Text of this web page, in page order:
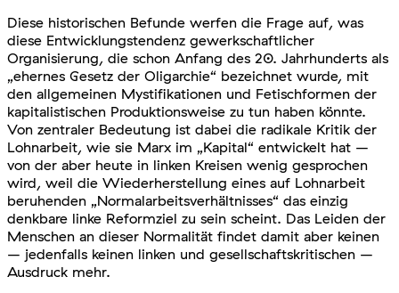
Diese historischen Befunde werfen die Frage auf, was
diese Entwicklungstendenz gewerkschaftlicher
Organisierung, die schon Anfang des 20. Jahrhunderts als
„ehernes Gesetz der Oligarchie“ bezeichnet wurde, mit
den allgemeinen Mystifikationen und Fetischformen der
kapitalistischen Produktionsweise zu tun haben könnte.
Von zentraler Bedeutung ist dabei die radikale Kritik der
Lohnarbeit, wie sie Marx im „Kapital“ entwickelt hat –
von der aber heute in linken Kreisen wenig gesprochen
wird, weil die Wiederherstellung eines auf Lohnarbeit
beruhenden „Normalarbeitsverhältnisses“ das einzig
denkbare linke Reformziel zu sein scheint. Das Leiden der
Menschen an dieser Normalität findet damit aber keinen
– jedenfalls keinen linken und gesellschaftskritischen –
Ausdruck mehr.